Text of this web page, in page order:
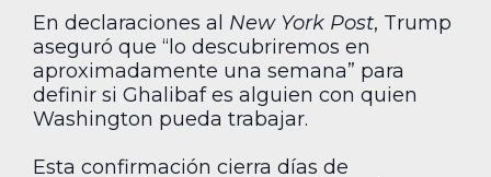
En declaraciones al New York Post, Trump
aseguró que “lo descubriremos en
aproximadamente una semana” para
definir si Ghalibaf es alguien con quien
Washington pueda trabajar.
Esta confirmación cierra días de